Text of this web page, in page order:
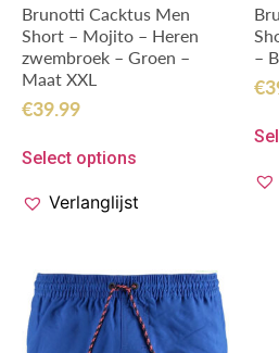
Brunotti Cacktus Men
Short – Mojito – Heren
zwembroek – Groen –
Maat XXL
€39.99
Select options
Verlanglijst
–
€